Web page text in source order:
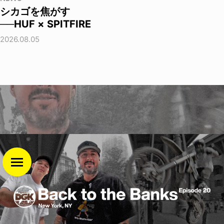
シカゴを焦がす
──HUF × SPITFIRE
2026.08.05